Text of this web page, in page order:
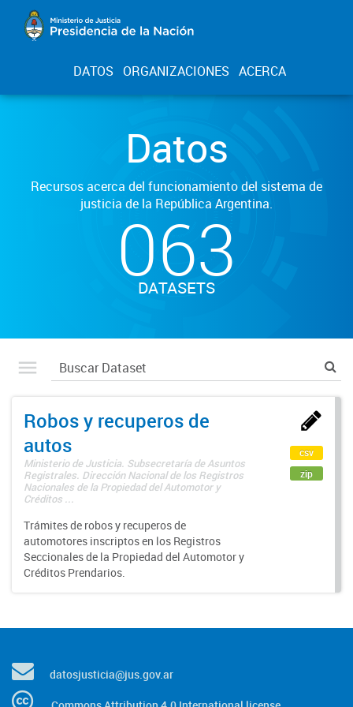
DATOS ORGANIZACIONES ACERCA
Datos
Recursos acerca del funcionamiento del sistema de
justicia de la República Argentina.
063
DATASETS
Robos y recuperos de
autos
Ministerio de Justicia. Subsecretaría de Asuntos
Registrales. Dirección Nacional de los Registros
Nacionales de la Propiedad del Automotor y
Créditos ...
Trámites de robos y recuperos de
automotores inscriptos en los Registros
Seccionales de la Propiedad del Automotor y
Créditos Prendarios.
csv
zip
datosjusticia@jus.gov.ar